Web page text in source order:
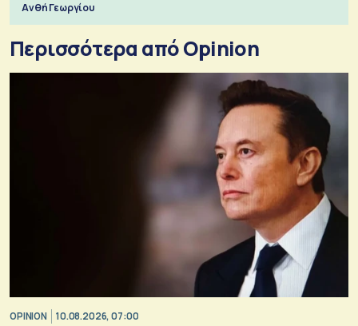
Ανθή Γεωργίου
Περισσότερα από Opinion
OPINION 10.08.2026, 07:00